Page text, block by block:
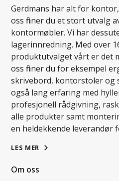
Gerdmans har alt for
oss finner du et stort utvalg
kontormøbler. Vi har
lagerinnredning. Med over
produktutvalget vårt er det
oss finner du for eksempel
skrivebord, kontorstoler og
også lang erfaring med
profesjonell rådgivning,
alle produkter samt
en heldekkende leverandør
LES MER
Om oss